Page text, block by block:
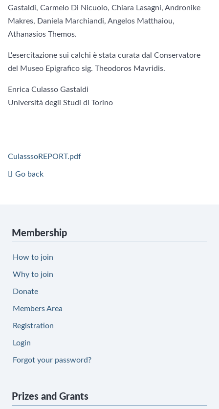
Gastaldi, Carmelo Di Nicuolo, Chiara Lasagni, Andronike
Makres, Daniela Marchiandi, Angelos Matthaiou,
Athanasios Themos.
L'esercitazione sui calchi è stata curata dal Conservatore
del Museo Epigrafico sig. Theodoros Mavridis.
Enrica Culasso Gastaldi
Università degli Studi di Torino
CulasssoREPORT.pdf
Go back
Membership
How to join
Why to join
Donate
Members Area
Registration
Login
Forgot your password?
Prizes and Grants